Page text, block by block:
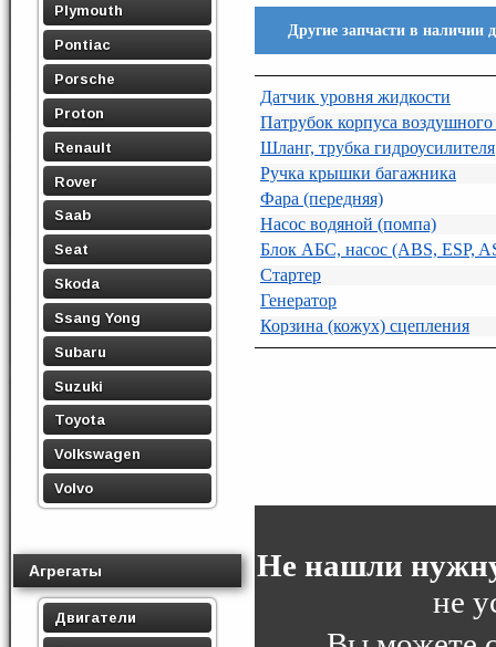
Plymouth
Pontiac
Porsche
Proton
Renault
Rover
Saab
Seat
Skoda
Ssang Yong
Subaru
Suzuki
Toyota
Volkswagen
Volvo
Агрегаты
Двигатели
Другие запчасти в наличии
Датчик уровня жидкости
Патрубок корпуса воздушного
Шланг, трубка гидроусилителя
Ручка крышки багажника
Фара (передняя)
Насос водяной (помпа)
Блок АБС, насос (ABS, ESP,
Стартер
Генератор
Корзина (кожух) сцепления
Не нашли
не